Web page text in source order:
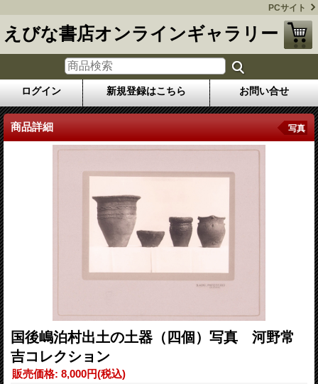
PCサイト
えびな書店オンラインギャラリー
ログイン 新規登録はこちら お問い合せ
商品詳細 写真
国後嶋泊村出土の土器（四個）写真 河野常
吉コレクション
販売価格: 8,000円(税込)